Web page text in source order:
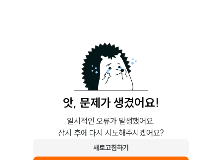
앗, 문제가 생겼어요!
일시적인 오류가 발생했어요.
잠시 후에 다시 시도해주시겠어요?
새로고침하기